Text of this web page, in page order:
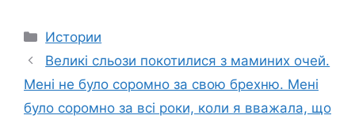
Categories
Истории
Великі сльози покотилися з маминих очей.
Мені не було соромно за свою брехню. Мені
було соромно за всі роки, коли я вважала, що